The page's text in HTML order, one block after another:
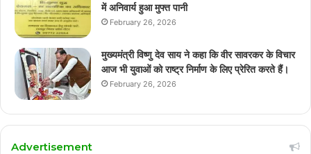
में अनिवार्य हुआ मुफ्त पानी
February 26, 2026
मुख्यमंत्री विष्णु देव साय ने कहा कि वीर सावरकर के विचार
आज भी युवाओं को राष्ट्र निर्माण के लिए प्रेरित करते हैं।
February 26, 2026
Advertisement